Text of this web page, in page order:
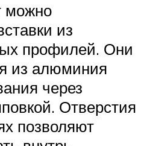
можно
из
профилей. Они
из алюминия
через
Отверстия
позволяют